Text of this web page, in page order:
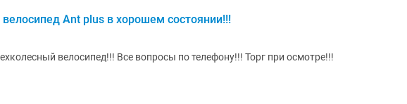
Ant plus в хорошем состоянии!!!
велосипед!!! Все вопросы по телефону!!! Торг при осмотре!!!